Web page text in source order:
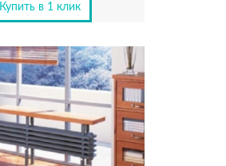
Купить в 1 клик